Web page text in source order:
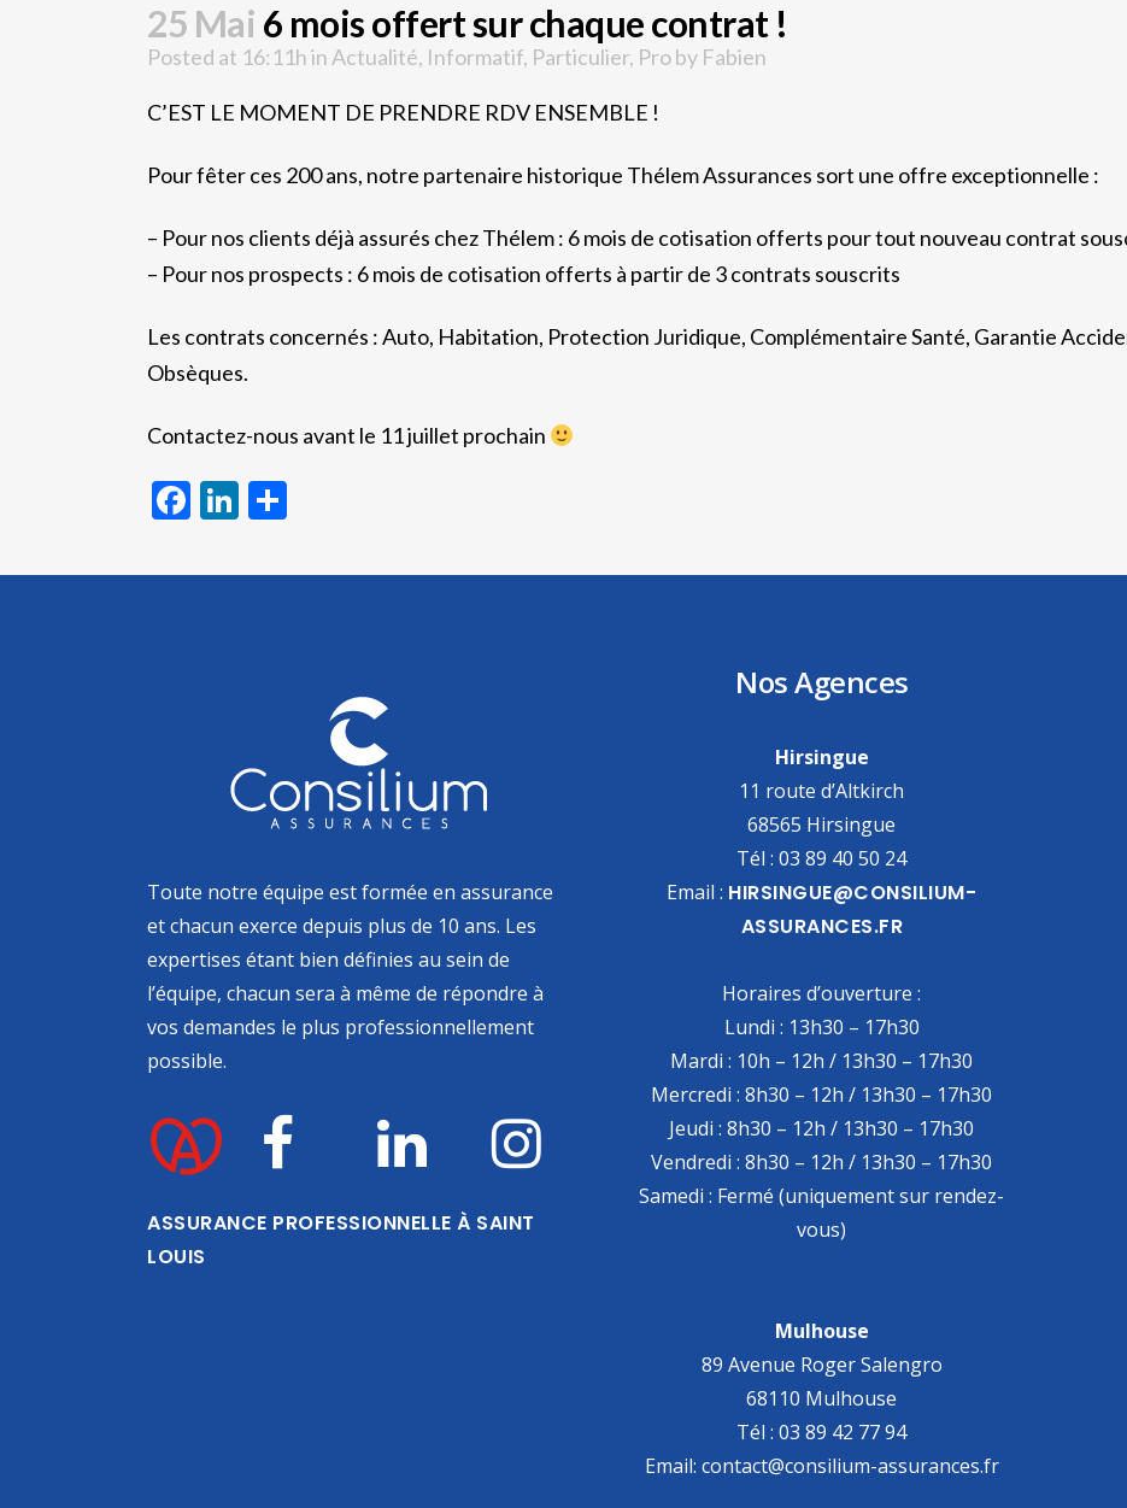
25 Mai 6 mois offert sur chaque contrat !
Posted at 16:11hinActualité, Informatif, Particulier, Proby Fabien
C’EST LE MOMENT DE PRENDRE RDV ENSEMBLE !
Pour fêter ces 200 ans, notre partenaire historique Thélem Assurances sort une offre exceptionnelle :
– Pour nos clients déjà assurés chez Thélem : 6 mois de cotisation offerts pour tout nouveau contrat
– Pour nos prospects : 6 mois de cotisation offerts à partir de 3 contrats souscrits
Les contrats concernés : Auto, Habitation, Protection Juridique, Complémentaire Santé, Garantie
Obsèques.
Contactez-nous avant le 11 juillet prochain
Facebook
LinkedIn
Toute notre équipe est formée en assurance
et chacun exerce depuis plus de 10 ans. Les
expertises étant bien définies au sein de
l’équipe, chacun sera à même de répondre à
vos demandes le plus professionnellement
possible.
ASSURANCE PROFESSIONNELLE À SAINT
LOUIS
Nos Agences
Hirsingue
11 route d’Altkirch
68565 Hirsingue
Tél : 03 89 40 50 24
Email : HIRSINGUE@CONSILIUM-
ASSURANCES.FR
Horaires d’ouverture :
Lundi : 13h30 – 17h30
Mardi : 10h – 12h / 13h30 – 17h30
Mercredi : 8h30 – 12h / 13h30 – 17h30
Jeudi : 8h30 – 12h / 13h30 – 17h30
Vendredi : 8h30 – 12h / 13h30 – 17h30
Samedi : Fermé (uniquement sur rendez-
vous)
Mulhouse
89 Avenue Roger Salengro
68110 Mulhouse
Tél : 03 89 42 77 94
Email: contact@consilium-assurances.fr